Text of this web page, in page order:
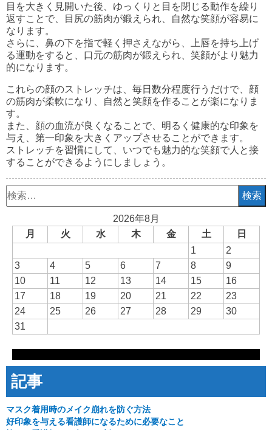
目を大きく見開いた後、ゆっくりと目を閉じる動作を繰り
返すことで、目尻の筋肉が鍛えられ、自然な笑顔が容易に
なります。
さらに、鼻の下を指で軽く押さえながら、上唇を持ち上げ
る運動をすると、口元の筋肉が鍛えられ、笑顔がより魅力
的になります。
これらの顔のストレッチは、毎日数分程度行うだけで、顔
の筋肉が柔軟になり、自然と笑顔を作ることが楽になりま
す。
また、顔の血流が良くなることで、明るく健康的な印象を
与え、第一印象を大きくアップさせることができます。
ストレッチを習慣にして、いつでも魅力的な笑顔で人と接
することができるようにしましょう。
検
索:
2026年8月
月
火 水 木 金 土
日
1
2
3
4 5 6 7 8
9
10
11 12 13 14 15
16
17
18 19 20 21 22
23
24
25 26 27 28 29
30
31
記事
マスク着用時のメイク崩れを防ぐ方法
好印象を与える看護師になるために必要なこと